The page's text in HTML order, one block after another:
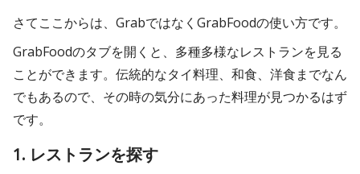
さてここからは、GrabではなくGrabFoodの使い方です。
GrabFoodのタブを開くと、多種多様なレストランを見る
ことができます。伝統的なタイ料理、和食、洋食までなん
でもあるので、その時の気分にあった料理が見つかるはず
です。
1. レストランを探す